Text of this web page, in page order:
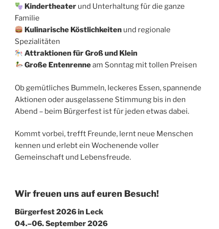
Kindertheater und Unterhaltung für die ganze
Familie
Kulinarische Köstlichkeiten und regionale
Spezialitäten
Attraktionen für Groß und Klein
Große Entenrenneam Sonntag mit tollen Preisen
Ob gemütliches Bummeln, leckeres Essen, spannende
Aktionen oder ausgelassene Stimmung bis in den
Abend – beim Bürgerfest ist für jeden etwas dabei.
Kommt vorbei, trefft Freunde, lernt neue Menschen
kennen und erlebt ein Wochenende voller
Gemeinschaft und Lebensfreude.
Wir freuen uns auf euren Besuch!
Bürgerfest 2026 in Leck
04.–06. September 2026